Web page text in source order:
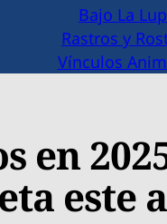
Bajo La
Rastros y
Vínculos
en
este